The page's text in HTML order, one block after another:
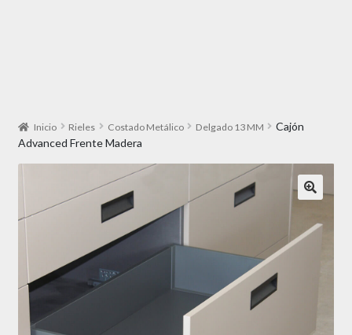
Inicio Rieles Costado Metálico Delgado 13 MM
Cajón
Advanced Frente Madera